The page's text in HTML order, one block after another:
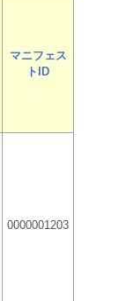
マニフェス
トID
0000001203